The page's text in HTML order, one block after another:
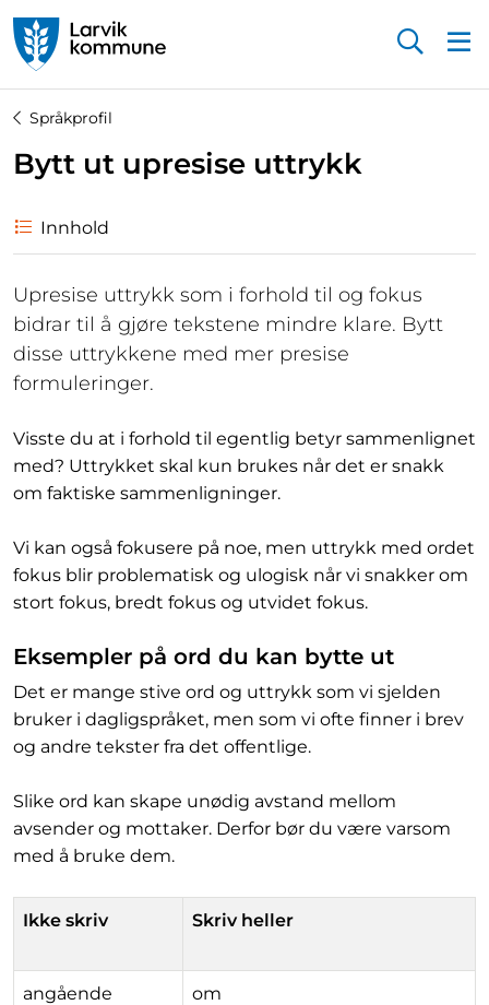
Språkprofil
Bytt ut upresise uttrykk
Innhold
Upresise uttrykk som i forhold til og fokus
bidrar til å gjøre tekstene mindre klare. Bytt
disse uttrykkene med mer presise
formuleringer.
Visste du at i forhold til egentlig betyr sammenlignet
med? Uttrykket skal kun brukes når det er snakk
om faktiske sammenligninger.
Vi kan også fokusere på noe, men uttrykk med ordet
fokus blir problematisk og ulogisk når vi snakker om
stort fokus, bredt fokus og utvidet fokus.
Eksempler på ord du kan bytte ut
Det er mange stive ord og uttrykk som vi sjelden
bruker i dagligspråket, men som vi ofte finner i brev
og andre tekster fra det offentlige.
Slike ord kan skape unødig avstand mellom
avsender og mottaker. Derfor bør du være varsom
med å bruke dem.
Ikke skriv Skriv heller
angående om